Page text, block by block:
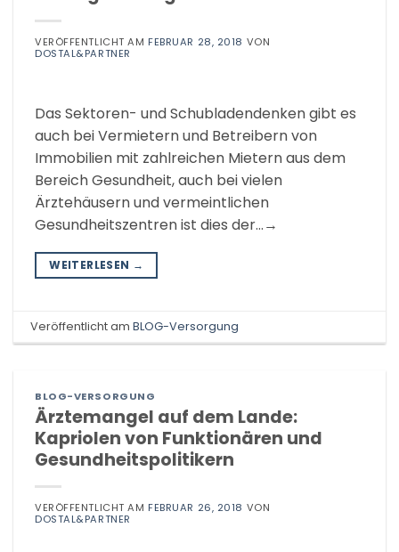
VERÖFFENTLICHT AM FEBRUAR 28, 2018 VON
DOSTAL&PARTNER
Das Sektoren- und Schubladendenken gibt es
auch bei Vermietern und Betreibern von
Immobilien mit zahlreichen Mietern aus dem
Bereich Gesundheit, auch bei vielen
Ärztehäusern und vermeintlichen
Gesundheitszentren ist dies der…→
WEITERLESEN →
Veröffentlicht amBLOG-Versorgung
BLOG-VERSORGUNG
Ärztemangel auf dem Lande:
Kapriolen von Funktionären und
Gesundheitspolitikern
VERÖFFENTLICHT AM FEBRUAR 26, 2018 VON
DOSTAL&PARTNER